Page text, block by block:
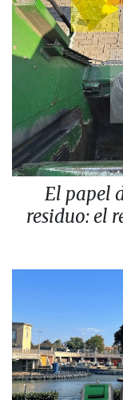
El papel
residuo: el